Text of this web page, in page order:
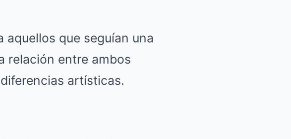
que seguían una
relación entre ambos
artísticas.